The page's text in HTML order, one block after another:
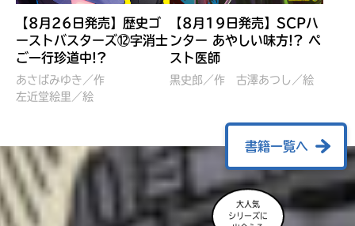
ぼくたちのマインクラフト
冒険記 エンチャント剣
VS暴走モブ
営委員会／協力
レッツゴー！まいぜんシス
ターズ とつぜん、王様に
佐久間さのすけ／絵
【8月26日発売】歴史ゴ
ーストバスターズ⑫字消士
ご一行珍道中!?
あさばみゆき／作
左近堂絵里／絵
【8月19日発売】SCPハ
ンター あやしい味方!? ペ
スト医師
黒史郎／作 古澤あつし／絵
書籍一覧へ
大人気
シリーズに